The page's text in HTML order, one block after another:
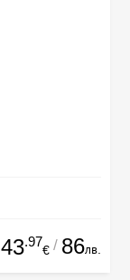
43.97
€ / 86лв.